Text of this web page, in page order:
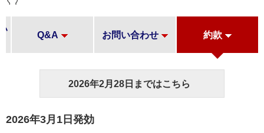
Q&A お問い合わせ 約款
2026年2月28日まではこちら
2026年3月1日発効